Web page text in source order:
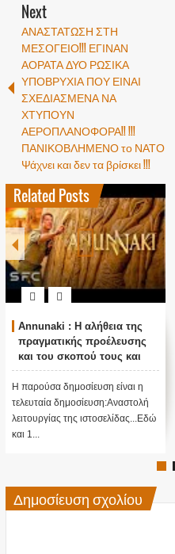
Next
ΑΝΑΣΤΑΤΩΣΗ ΣΤΗ
ΜΕΣΟΓΕΙΟ!!! ΕΓΙΝΑΝ
ΑΟΡΑΤΑ ΔΥΟ ΡΩΣΙΚΑ
ΥΠΟΒΡΥΧΙΑ ΠΟΥ ΕΙΝΑΙ
ΣΧΕΔΙΑΣΜΕΝΑ ΝΑ
ΧΤΥΠΟΥΝ
ΑΕΡΟΠΛΑΝΟΦΟΡΑ!! !!!
ΠΑΝΙΚΟΒΛΗΜΕΝΟ το ΝΑΤΟ
Ψάχνει και δεν τα βρίσκει !!!
Related Posts
Ο ΟΜΗΡΟΣ ΠΙΣΤΕΥΕΙ ΣΤΟΝ
ΠΟΥΤΙΝ ; ΑΝΕΞΗΓΗΤΗ
ΠΡΟΠΑΓΑΝΔΑ ΥΠΕΡ ΤΟΥ
ΠΟΥΤΙΝ;
ΑΝΕΞΗΓΗΤΗ ΠΡΟΠΑΓΑΝΔΑ
ΥΠΕΡ ΤΟΥ ΠΟΥΤΙΝ; ΕΙΝΑΙ
ΜΕΓΑΛΗ ΠΑΓΙΔΑ; Τι κρύβεται
πίσω από αυτό ....;Κατ' αρχάς...
Δημοσίευση σχολίου